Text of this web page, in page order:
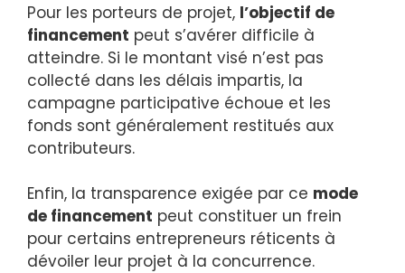
Pour les porteurs de projet, l’objectif de
financement peut s’avérer difficile à
atteindre. Si le montant visé n’est pas
collecté dans les délais impartis, la
campagne participative échoue et les
fonds sont généralement restitués aux
contributeurs.
Enfin, la transparence exigée par ce mode
de financement peut constituer un frein
pour certains entrepreneurs réticents à
dévoiler leur projet à la concurrence.